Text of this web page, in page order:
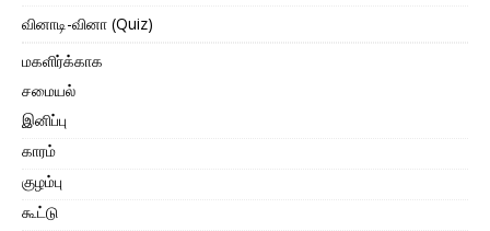
வினாடி-வினா (Quiz)
மகளிர்க்காக
சமையல்
இனிப்பு
காரம்
குழம்பு
கூட்டு